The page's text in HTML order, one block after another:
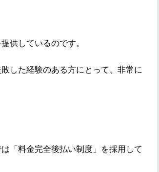
供しているのです。
した経験のある方にとって、非常に
「料金完全後払い制度」を採用して